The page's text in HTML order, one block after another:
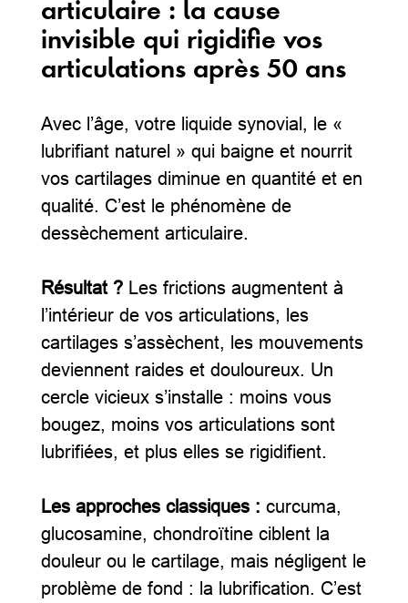
articulaire : la cause
invisible qui rigidifie vos
articulations après 50 ans
Avec l’âge, votre liquide synovial, le «
lubrifiant naturel » qui baigne et nourrit
vos cartilages diminue en quantité et en
qualité. C’est le phénomène de
dessèchement articulaire.
Résultat ?Les frictions augmentent à
l’intérieur de vos articulations, les
cartilages s’assèchent, les mouvements
deviennent raides et douloureux. Un
cercle vicieux s’installe : moins vous
bougez, moins vos articulations sont
lubrifiées, et plus elles se rigidifient.
Les approches classiques : curcuma,
glucosamine, chondroïtine ciblent la
douleur ou le cartilage, mais négligent le
problème de fond : la lubrification. C’est